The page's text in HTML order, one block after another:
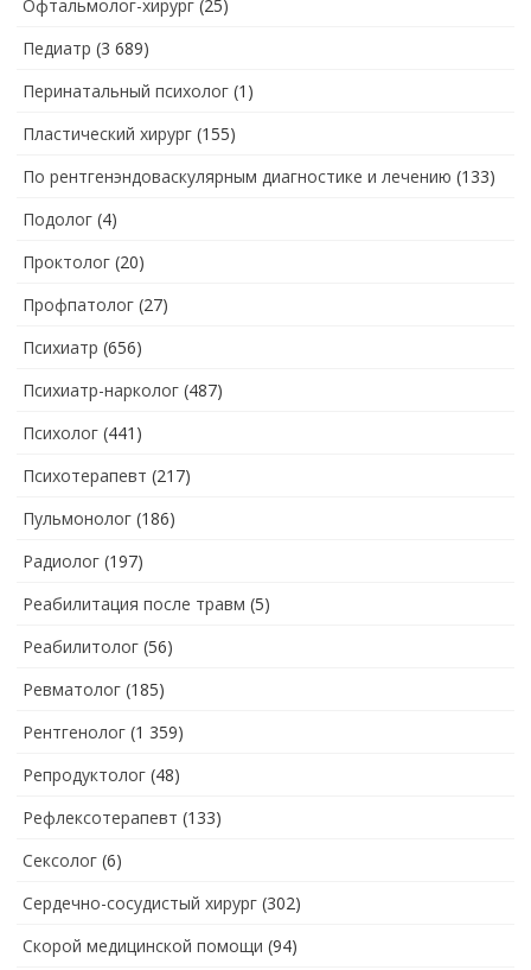
Офтальмолог-хирург (25)
Педиатр (3 689)
Перинатальный психолог (1)
Пластический хирург (155)
По рентгенэндоваскулярным диагностике и лечению (133)
Подолог (4)
Проктолог (20)
Профпатолог (27)
Психиатр (656)
Психиатр-нарколог (487)
Психолог (441)
Психотерапевт (217)
Пульмонолог (186)
Радиолог (197)
Реабилитация после травм (5)
Реабилитолог (56)
Ревматолог (185)
Рентгенолог (1 359)
Репродуктолог (48)
Рефлексотерапевт (133)
Сексолог (6)
Сердечно-сосудистый хирург (302)
Скорой медицинской помощи (94)